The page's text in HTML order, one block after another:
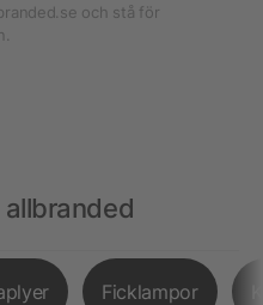
och stå för
allbranded
Ficklampor